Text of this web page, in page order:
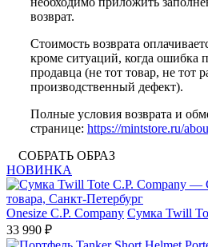
возврат.
Стоимость возврата
кроме ситуаций, когда ошибка
продавца (не тот товар, не тот
производственный дефект).
Полные условия возврата и
странице: https://mintstore.ru/
СОБРАТЬ ОБРАЗ
НОВИНКА
Onesize C.P. Company Сумка Twill
33 990 ₽